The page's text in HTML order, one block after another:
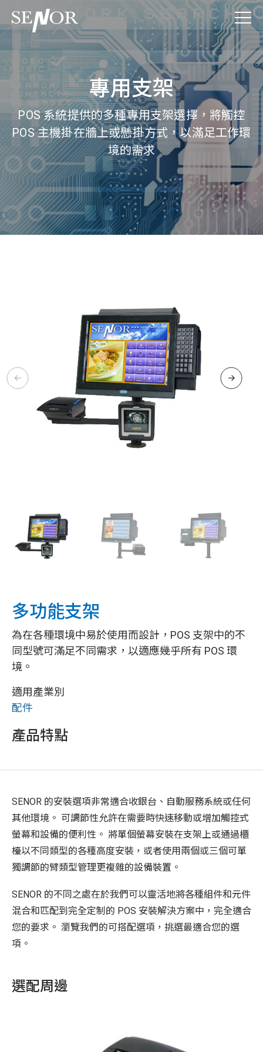
專用支架
POS 系統提供的多種專用支架選擇，將觸控
POS 主機掛在牆上或懸掛方式，以滿足工作環
境的需求
多功能支架
為在各種環境中易於使用而設計，POS 支架中的不
同型號可滿足不同需求，以適應幾乎所有 POS 環
境。
適用產業別
配件
產品特點
SENOR 的安裝選項非常適合收銀台、自動服務系統或任何
其他環境。 可調節性允許在需要時快速移動或增加觸控式
螢幕和設備的便利性。 將單個螢幕安裝在支架上或通過櫃
檯以不同類型的各種高度安裝，或者使用兩個或三個可單
獨調節的臂類型管理更複雜的設備裝置。
SENOR 的不同之處在於我們可以靈活地將各種組件和元件
混合和匹配到完全定制的 POS 安裝解決方案中，完全適合
您的要求。 瀏覽我們的可搭配選項，挑選最適合您的選
項。
選配周邊